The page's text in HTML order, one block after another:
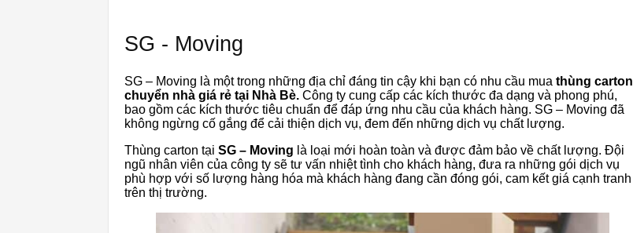
SG - Moving
SG – Moving là một trong những địa chỉ đáng tin cậy khi bạn có nhu cầu mua thùng carton
chuyển nhà giá rẻ tại Nhà Bè. Công ty cung cấp các kích thước đa dạng và phong phú,
bao gồm các kích thước tiêu chuẩn để đáp ứng nhu cầu của khách hàng. SG – Moving đã
không ngừng cố gắng để cải thiện dịch vụ, đem đến những dịch vụ chất lượng.
Thùng carton tại SG – Moving là loại mới hoàn toàn và được đảm bảo về chất lượng. Đội
ngũ nhân viên của công ty sẽ tư vấn nhiệt tình cho khách hàng, đưa ra những gói dịch vụ
phù hợp với số lượng hàng hóa mà khách hàng đang cần đóng gói, cam kết giá cạnh tranh
trên thị trường.